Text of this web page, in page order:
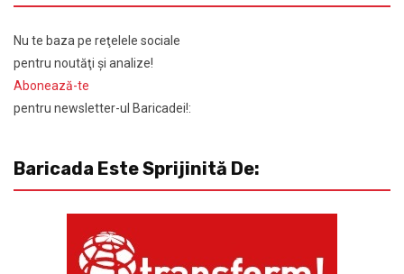
Nu te baza pe reţelele sociale
pentru noutăţi şi analize!
Abonează-te
pentru newsletter-ul Baricadei!:
Baricada Este Sprijinită De: